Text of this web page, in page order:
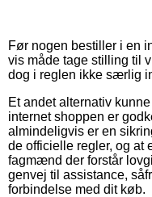
Før nogen bestiller i en
vis måde tage stilling til
dog i reglen ikke særlig
Et andet alternativ
internet shoppen er
almindeligvis er en
de officielle regler, og at
fagmænd der forstår
genvej til assistance,
forbindelse med dit køb.